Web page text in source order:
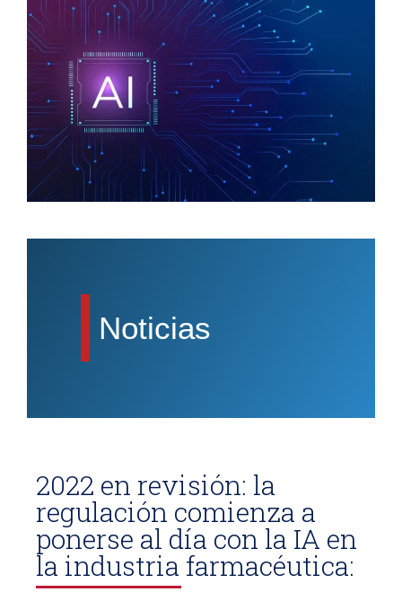
Noticias
2022 en revisión: la
regulación comienza a
ponerse al día con la IA en
la industria farmacéutica: